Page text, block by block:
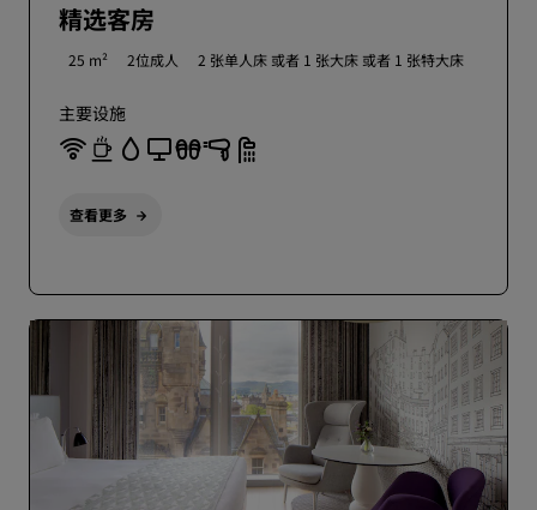
精选客房
25 m² 2位成人 2 张单人床 或者 1 张大床 或者 1 张特大床
主要设施
查看更多